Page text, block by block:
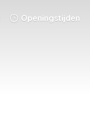
Openingstijden